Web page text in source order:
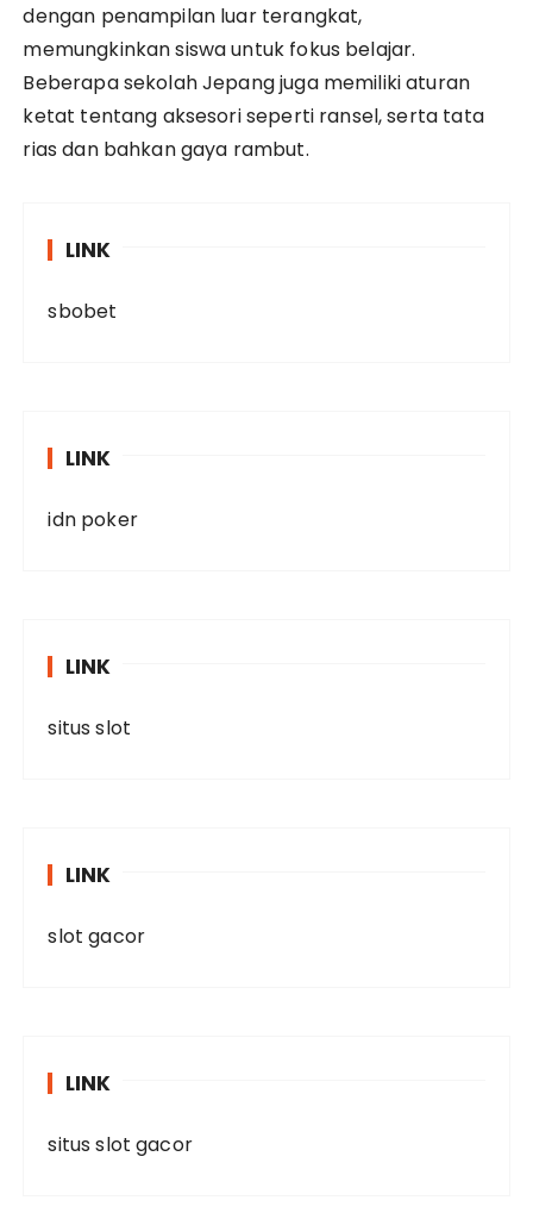
dengan penampilan luar terangkat,
memungkinkan siswa untuk fokus belajar.
Beberapa sekolah Jepang juga memiliki aturan
ketat tentang aksesori seperti ransel, serta tata
rias dan bahkan gaya rambut.
LINK
sbobet
LINK
idn poker
LINK
situs slot
LINK
slot gacor
LINK
situs slot gacor